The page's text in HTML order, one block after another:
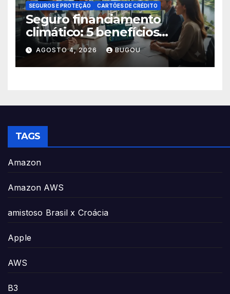
SEGUROS E PROTEÇÃO CARTÕES DE CRÉDITO
Seguro financiamento
climático: 5 benefícios
essenciais
AGOSTO 4, 2026 BUGOU
TAGS
Amazon
Amazon AWS
amistoso Brasil x Croácia
Apple
AWS
B3